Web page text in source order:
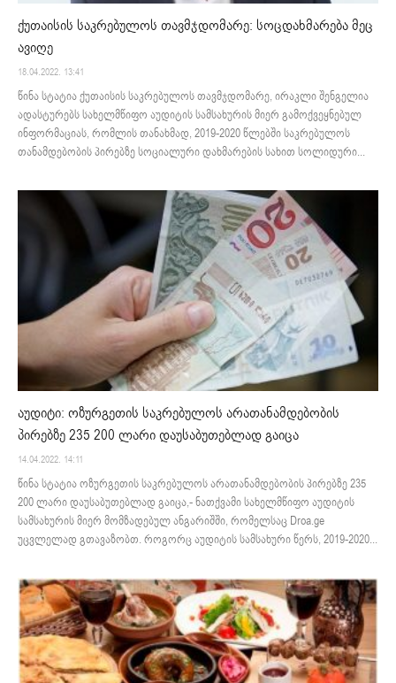
ქუთაისის საკრებულოს თავმჯდომარე: სოცდახმარება მეც
ავიღე
18.04.2022. 13:41
წინა სტატია ქუთაისის საკრებულოს თავმჯდომარე, ირაკლი შენგელია
ადასტურებს სახელმწიფო აუდიტის სამსახურის მიერ გამოქვეყნებულ
ინფორმაციას, რომლის თანახმად, 2019-2020 წლებში საკრებულოს
თანამდებობის პირებზე სოციალური დახმარების სახით სოლიდური...
აუდიტი: ოზურგეთის საკრებულოს არათანამდებობის
პირებზე 235 200 ლარი დაუსაბუთებლად გაიცა
14.04.2022. 14:11
წინა სტატია ოზურგეთის საკრებულოს არათანამდებობის პირებზე 235
200 ლარი დაუსაბუთებლად გაიცა,- ნათქვამი სახელმწიფო აუდიტის
სამსახურის მიერ მომზადებულ ანგარიშში, რომელსაც Droa.ge
უცვლელად გთავაზობთ. როგორც აუდიტის სამსახური წერს, 2019-2020...